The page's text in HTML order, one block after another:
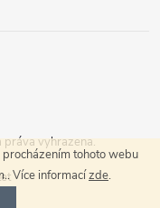
tohoto webu
Více informacízde.
práva vyhrazena.